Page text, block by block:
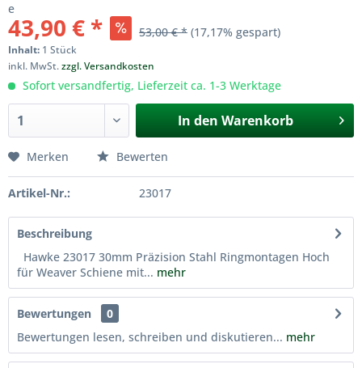
e
43,90 € * 53,00 € * (17,17% gespart)
Inhalt: 1 Stück
inkl. MwSt.zzgl. Versandkosten
Sofort versandfertig, Lieferzeit ca. 1-3 Werktage
In den Warenkorb
Merken Bewerten
Artikel-Nr.: 23017
Beschreibung
Hawke 23017 30mm Präzision Stahl Ringmontagen Hoch
für Weaver Schiene mit... mehr
Bewertungen
0
Bewertungen lesen, schreiben und diskutieren... mehr